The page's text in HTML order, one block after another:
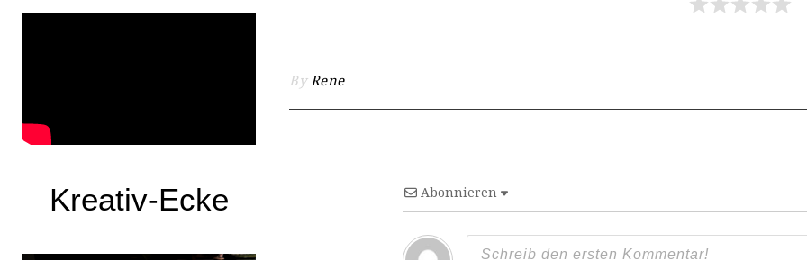
Kreativ-Ecke
ByRene
Abonnieren